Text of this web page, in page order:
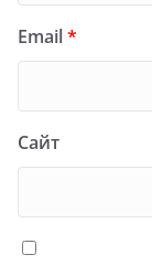
Email*
Сайт